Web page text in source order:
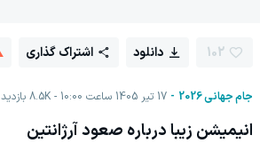
جام جهانی 2026 17 تیر 1405 ساعت 10:00 8.5K بازدید
102 دانلود اشتراک گذاری
انیمیشن زیبا درباره صعود آرژانتین